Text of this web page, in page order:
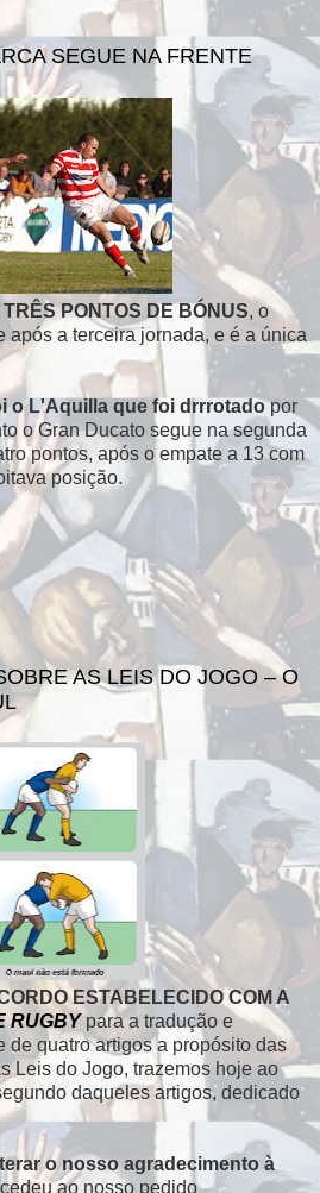
SEGUE NA FRENTE
PONTOS DE BÓNUS, o
após a terceira jornada, e é a única
o L'Aquilla que foi drrrotadopor
o Gran Ducato segue na segunda
pontos, após o empate a 13 com
posição.
AS LEIS DO JOGO – O
ESTABELECIDO COM A
RUGBYpara a tradução e
de quatro artigos a propósito das
Leis do Jogo, trazemos hoje ao
daqueles artigos, dedicado
o nosso agradecimento à
ao nosso pedido